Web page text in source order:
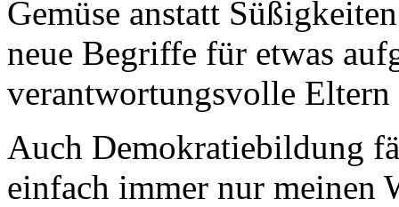
Gemüse anstatt
neue Begriffe für etwas
verantwortungsvolle Eltern
Auch Demokratiebildung
einfach immer nur meinen